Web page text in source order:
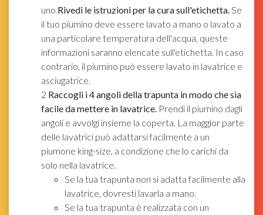
uno Rivedi le istruzioni per la cura sull'etichetta. Se
il tuo piumino deve essere lavato a mano o lavato a
una particolare temperatura dell'acqua, queste
informazioni saranno elencate sull'etichetta. In caso
contrario, il piumino può essere lavato in lavatrice e
asciugatrice.
2 Raccogli i 4 angoli della trapunta in modo che sia
facile da mettere in lavatrice. Prendi il piumino dagli
angoli e avvolgi insieme la coperta. La maggior parte
delle lavatrici può adattarsi facilmente a un
piumone king-size, a condizione che lo carichi da
solo nella lavatrice.
Se la tua trapunta non si adatta facilmente alla
lavatrice, dovresti lavarla a mano.
Se la tua trapunta è realizzata con un